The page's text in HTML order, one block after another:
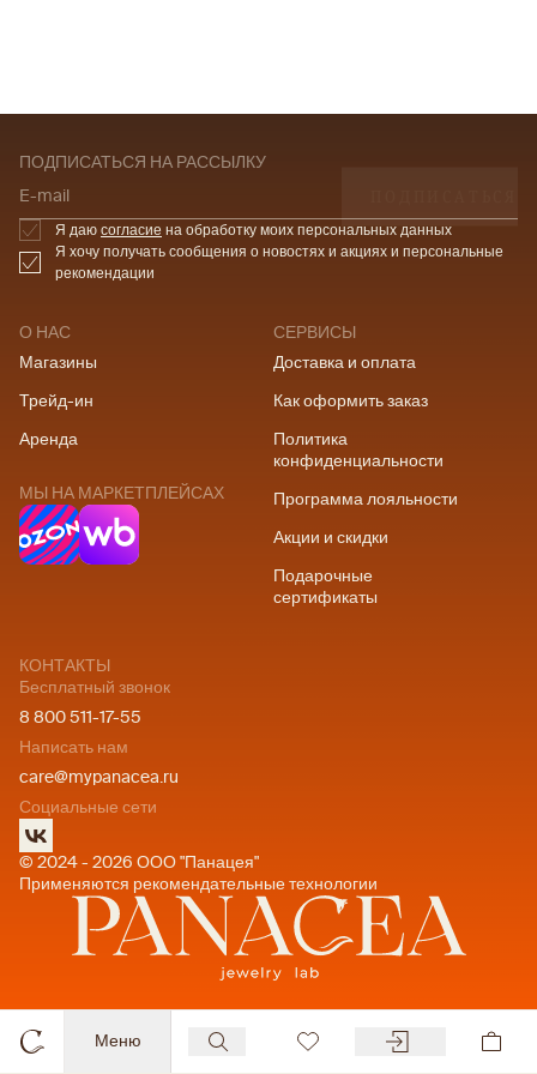
Меню
О НАС
Магазины
Трейд-ин
Аренда
МЫ НА МАРКЕТПЛЕЙСАХ
СЕРВИСЫ
Доставка и оплата
Как оформить заказ
Политика
конфиденциальности
Программа лояльности
Акции и скидки
Подарочные
сертификаты
КОНТАКТЫ
Бесплатный звонок
8 800 511-17-55
Написать нам
care@mypanacea.ru
Социальные сети
© 2024 - 2026 ООО "Панацея"
Применяются рекомендательные технологии
ПОДПИСАТЬСЯ НА РАССЫЛКУ
E-mail
Я даю согласие на обработку моих персональных данных
Я хочу получать сообщения о новостях и акциях и персональные
рекомендации